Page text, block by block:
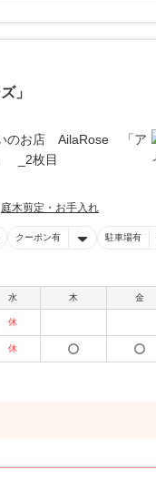
ズ」
庭木剪定・お手入れ
クーポン有 駐車場有
水 木 金
休
休